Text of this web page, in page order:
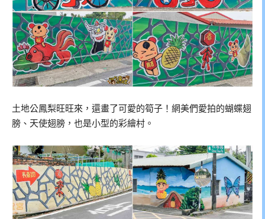
土地公鳳梨旺旺來，還畫了可愛的筍子！網美們愛拍的蝴蝶翅
膀、天使翅膀，也是小型的彩繪村。